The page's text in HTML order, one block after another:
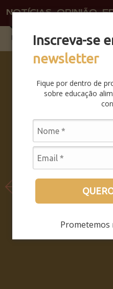
Inscreva-se
newsletter
Fique por dentro de
sobre educação
Prometemos
NOTÍCIAS OPINIÃO
SABERES
DA BOCA
PRA
SAIBA
COMO
FOI O
SEMINÁRI
LEIA MAIS